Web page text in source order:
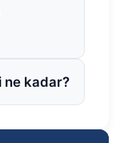
ne kadar?